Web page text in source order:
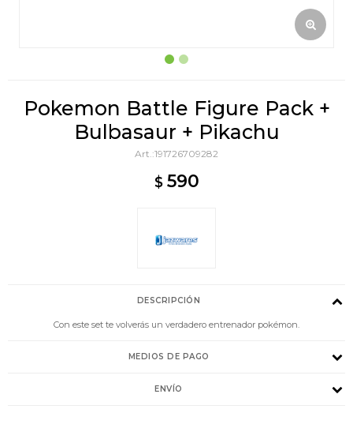
Pokemon Battle Figure Pack +
Bulbasaur + Pikachu
191726709282
$ 590
DESCRIPCIÓN
Con este set te volverás un verdadero entrenador pokémon.
MEDIOS DE PAGO
ENVÍO